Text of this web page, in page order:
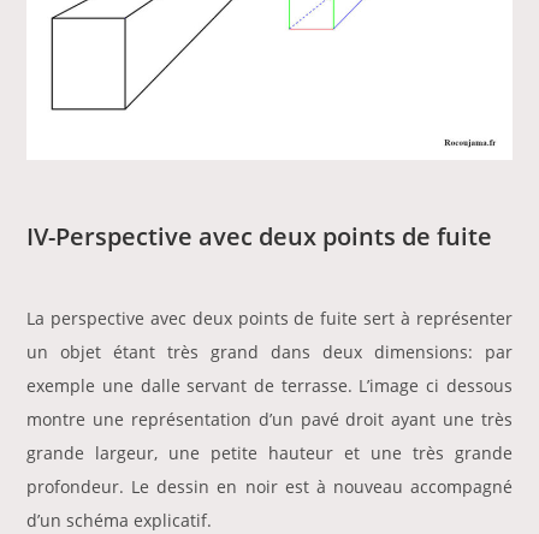
IV-Perspective avec deux points de fuite
La perspective avec deux points de fuite sert à représenter
un objet étant très grand dans deux dimensions: par
exemple une dalle servant de terrasse. L’image ci dessous
montre une représentation d’un pavé droit ayant une très
grande largeur, une petite hauteur et une très grande
profondeur. Le dessin en noir est à nouveau accompagné
d’un schéma explicatif.